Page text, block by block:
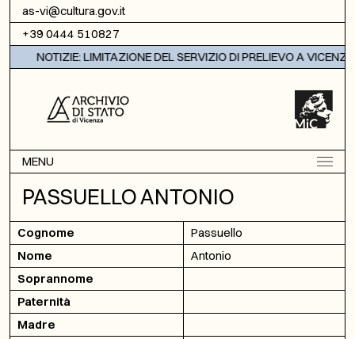
Vai al contenuto
as-vi@cultura.gov.it
+39 0444 510827
NOTIZIE: LIMITAZIONE DEL SERVIZIO DI PRELIEVO A VICENZA
MENU
PASSUELLO ANTONIO
Cognome
Passuello
Nome
Antonio
Soprannome
Paternità
Madre